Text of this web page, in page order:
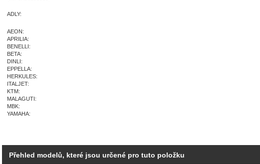
ADLY:
AEON:
APRILIA:
BENELLI:
BETA:
DINLI:
EPPELLA:
HERKULES:
ITALJET:
KTM:
MALAGUTI:
MBK:
YAMAHA:
Přehled modelů, které jsou určené pro tuto položku